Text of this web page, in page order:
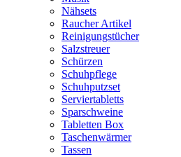
Nähsets
Raucher Artikel
Reinigungstücher
Salzstreuer
Schürzen
Schuhpflege
Schuhputzset
Serviertabletts
Sparschweine
Tabletten Box
Taschenwärmer
Tassen